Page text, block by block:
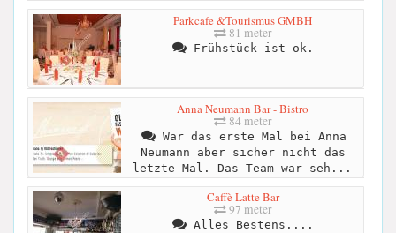
Parkcafe &Tourismus GMBH
81 meter
Frühstück ist ok.
Anna Neumann Bar - Bistro
84 meter
War das erste Mal bei Anna
Neumann aber sicher nicht das
letzte Mal. Das Team war seh...
Caffè Latte Bar
97 meter
Alles Bestens....